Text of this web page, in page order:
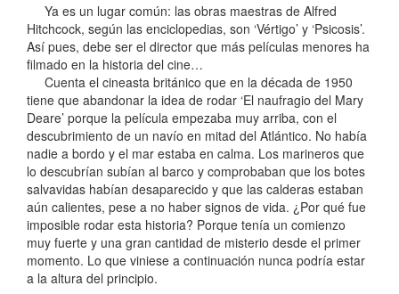
Ya es un lugar común: las obras maestras de Alfred
Hitchcock, según las enciclopedias, son ‘Vértigo’ y ‘Psicosis’.
Así pues, debe ser el director que más películas menores ha
filmado en la historia del cine…
Cuenta el cineasta británico que en la década de 1950
tiene que abandonar la idea de rodar ‘El naufragio del Mary
Deare’ porque la película empezaba muy arriba, con el
descubrimiento de un navío en mitad del Atlántico. No había
nadie a bordo y el mar estaba en calma. Los marineros que
lo descubrían subían al barco y comprobaban que los botes
salvavidas habían desaparecido y que las calderas estaban
aún calientes, pese a no haber signos de vida. ¿Por qué fue
imposible rodar esta historia? Porque tenía un comienzo
muy fuerte y una gran cantidad de misterio desde el primer
momento. Lo que viniese a continuación nunca podría estar
a la altura del principio.